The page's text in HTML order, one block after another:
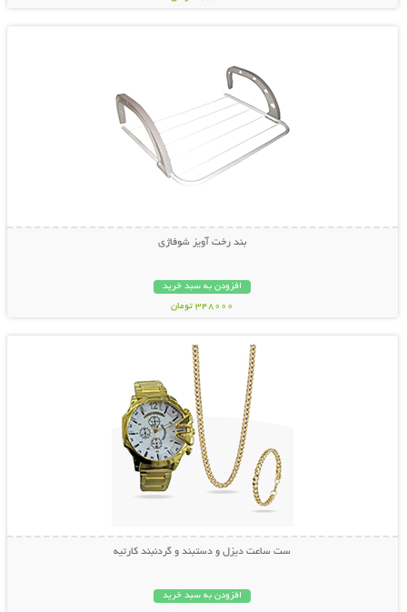
نمایش توضیحات بیشتر
بند رخت آویز شوفاژی
افزودن به سبد خرید
348000 تومان
نمایش توضیحات بیشتر
ست ساعت دیزل و دستبند و گردنبند کارتیه
افزودن به سبد خرید